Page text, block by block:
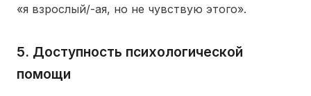
«я взрослый/-ая, но не чувствую этого».
5. Доступность психологической
помощи